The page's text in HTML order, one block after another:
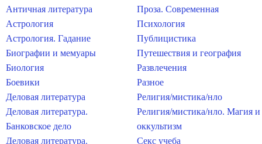
Античная литература
Астрология
Астрология. Гадание
Биографии и мемуары
Биология
Боевики
Деловая литература
Деловая литература.
Банковское дело
Деловая литература.
Проза. Современная
Психология
Публицистика
Путешествия и география
Развлечения
Разное
Религия/мистика/нло
Религия/мистика/нло. Магия и
оккультизм
Секс учеба